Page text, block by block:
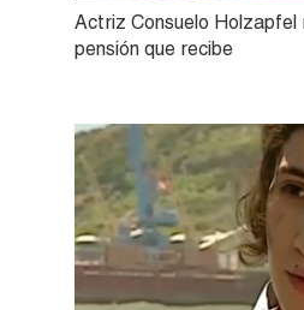
Actriz Consuelo Holzapfel
pensión que recibe